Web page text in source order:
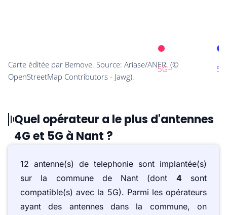
Quel opérateur a le plus d'antennes
4G et 5G à Nant ?
12 antenne(s) de telephonie sont implantée(s)
sur la commune de Nant (dont 4sont
compatible(s) avec la 5G). Parmi les opérateurs
ayant des antennes dans la commune, on